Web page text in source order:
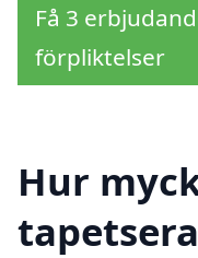
Få 3
förpliktelser
Hur